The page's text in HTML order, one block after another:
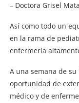
– Doctora Grisel
Así como todo un
en la rama de
enfermería
A una semana de
oportunidad de
médico y de